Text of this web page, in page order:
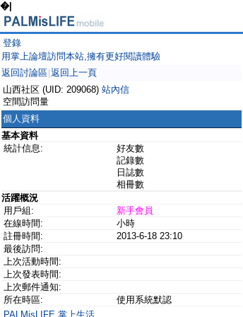
�|
登錄
用掌上論壇訪問本站,擁有更好閱讀體驗
返回討論區 返回上一頁
山西社区 (UID: 209068) 站內信
空間訪問量
個人資料
基本資料
統計信息:
好友數
記錄數
日誌數
相冊數
活躍概況
用戶組:
新手會員
在線時間:
小時
註冊時間:
2013-6-18 23:10
最後訪問:
上次活動時間:
上次發表時間:
上次郵件通知:
所在時區:
使用系統默認
PALMisLIFE 掌上生活